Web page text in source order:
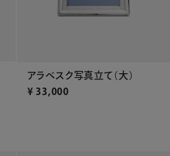
アラベスク写真立て（大）
¥ 33,000